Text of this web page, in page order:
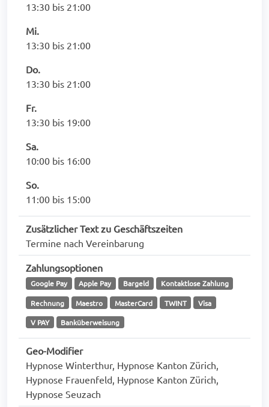
13:30 bis 21:00
Mi.
13:30 bis 21:00
Do.
13:30 bis 21:00
Fr.
13:30 bis 19:00
Sa.
10:00 bis 16:00
So.
11:00 bis 15:00
Zusätzlicher Text zu Geschäftszeiten
Termine nach Vereinbarung
Zahlungsoptionen
Google Pay Apple Pay Bargeld Kontaktlose Zahlung
Rechnung Maestro MasterCard TWINT Visa
V PAY Banküberweisung
Geo-Modifier
Hypnose Winterthur, Hypnose Kanton Zürich,
Hypnose Frauenfeld, Hypnose Kanton Zürich,
Hypnose Seuzach